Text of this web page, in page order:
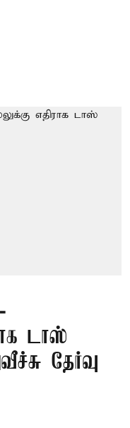
டாஸ்
தேர்வு